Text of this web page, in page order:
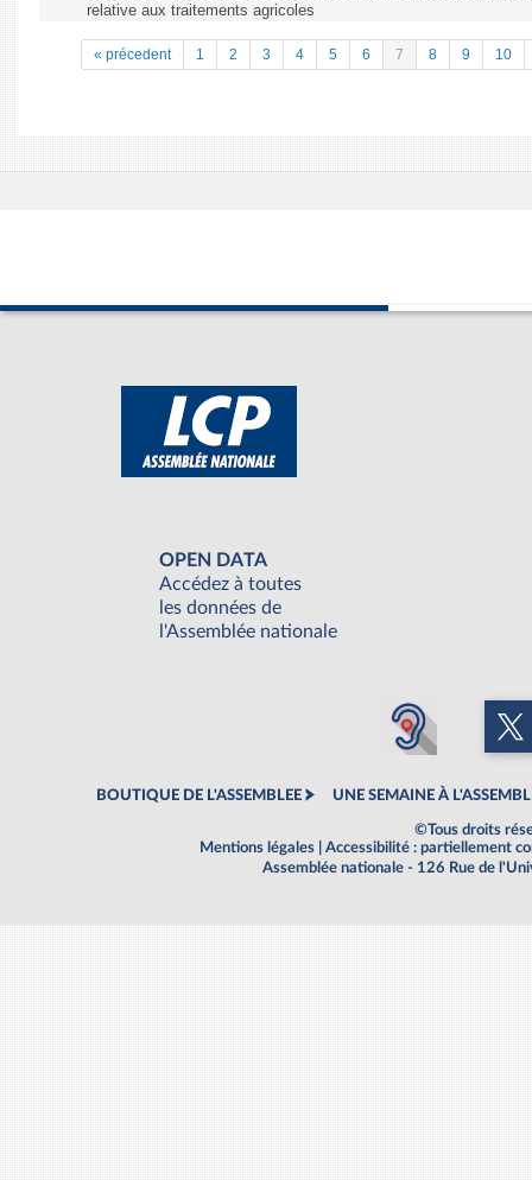
relative aux traitements agricoles
« précedent 1 2 3 4 5 6 7 8 9 10
OPEN DATA
Accédez à toutes
les données de
l'Assemblée nationale
BOUTIQUE DE L'ASSEMBLEE UNE SEMAINE À
©Tous droits
Mentions légales
Accessibilité : partiellement
Assemblée nationale - 126 Rue de